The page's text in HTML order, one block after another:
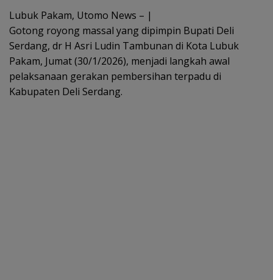
b
o
o
k
er l s
A
p
p
Lubuk Pakam, Utomo News – |
Gotong royong massal yang dipimpin Bupati Deli
Serdang, dr H Asri Ludin Tambunan di Kota Lubuk
Pakam, Jumat (30/1/2026), menjadi langkah awal
pelaksanaan gerakan pembersihan terpadu di
Kabupaten Deli Serdang.